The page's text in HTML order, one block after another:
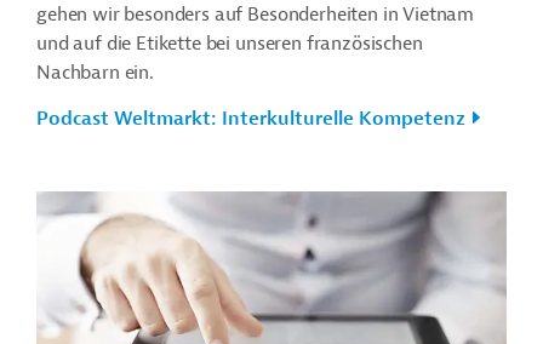
gehen wir besonders auf Besonderheiten in Vietnam
und auf die Etikette bei unseren französischen
Nachbarn ein.
Podcast Weltmarkt: Interkulturelle Kompetenz